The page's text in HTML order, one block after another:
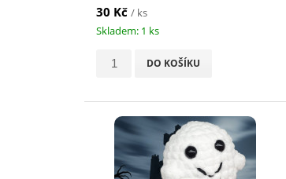
30 Kč / ks
Skladem: 1 ks
DO KOŠÍKU